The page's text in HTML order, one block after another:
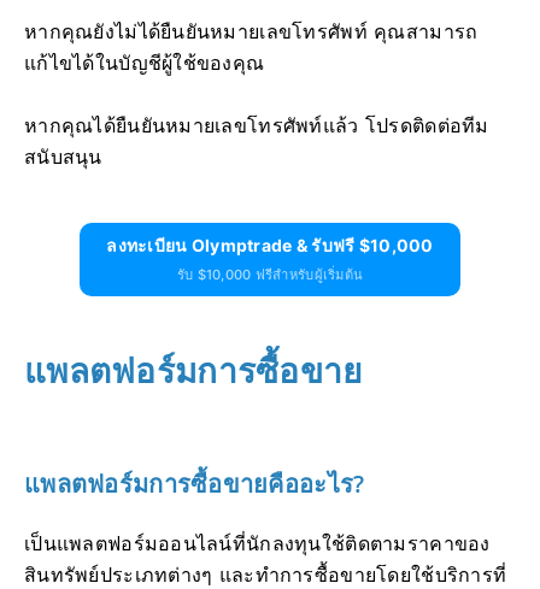
หากคุณยังไม่ได้ยืนยันหมายเลขโทรศัพท์ คุณสามารถ
แก้ไขได้ในบัญชีผู้ใช้ของคุณ
หากคุณได้ยืนยันหมายเลขโทรศัพท์แล้ว โปรดติดต่อทีม
สนับสนุน
ลงทะเบียน Olymptrade & รับฟรี $10,000
รับ $10,000 ฟรีสำหรับผู้เริ่มต้น
แพลตฟอร์มการซื้อขาย
แพลตฟอร์มการซื้อขายคืออะไร?
เป็นแพลตฟอร์มออนไลน์ที่นักลงทุนใช้ติดตามราคาของ
สินทรัพย์ประเภทต่างๆ และทำการซื้อขายโดยใช้บริการที่